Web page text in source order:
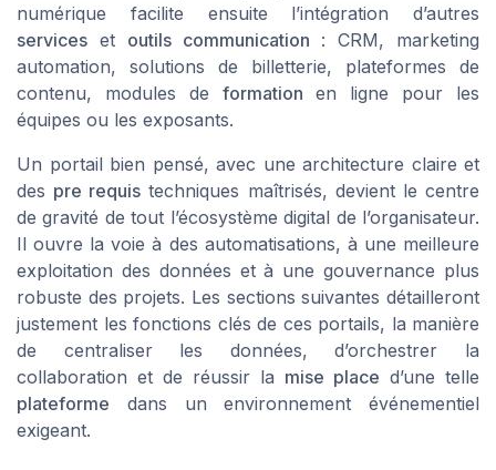
numérique facilite ensuite l’intégration d’autres
services et outils communication : CRM, marketing
automation, solutions de billetterie, plateformes de
contenu, modules de formation en ligne pour les
équipes ou les exposants.
Un portail bien pensé, avec une architecture claire et
des pre requis techniques maîtrisés, devient le centre
de gravité de tout l’écosystème digital de l’organisateur.
Il ouvre la voie à des automatisations, à une meilleure
exploitation des données et à une gouvernance plus
robuste des projets. Les sections suivantes détailleront
justement les fonctions clés de ces portails, la manière
de centraliser les données, d’orchestrer la
collaboration et de réussir la mise place d’une telle
plateforme dans un environnement événementiel
exigeant.